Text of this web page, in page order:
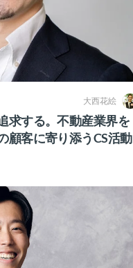
大西花絵
求する。不動産業界を
顧客に寄り添うCS活動